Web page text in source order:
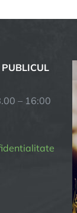
– 16:00